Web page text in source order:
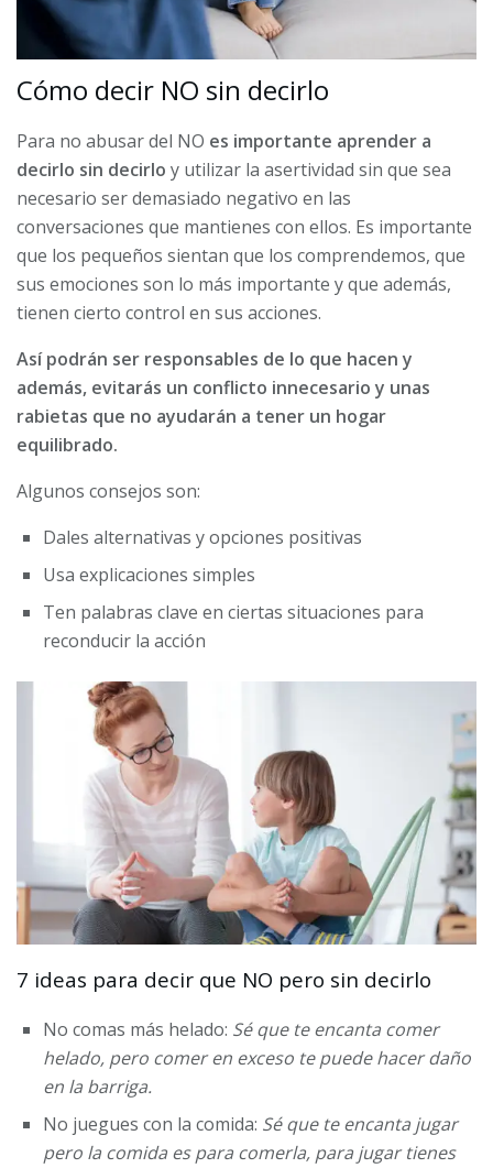
Cómo decir NO sin decirlo
Para no abusar del NO es importante aprender a
decirlo sin decirlo y utilizar la asertividad sin que sea
necesario ser demasiado negativo en las
conversaciones que mantienes con ellos. Es importante
que los pequeños sientan que los comprendemos, que
sus emociones son lo más importante y que además,
tienen cierto control en sus acciones.
Así podrán ser responsables de lo que hacen y
además, evitarás un conflicto innecesario y unas
rabietas que no ayudarán a tener un hogar
equilibrado.
Algunos consejos son:
Dales alternativas y opciones positivas
Usa explicaciones simples
Ten palabras clave en ciertas situaciones para
reconducir la acción
7 ideas para decir que NO pero sin decirlo
No comas más helado: Sé que te encanta comer
helado, pero comer en exceso te puede hacer daño
en la barriga.
No juegues con la comida: Sé que te encanta jugar
pero la comida es para comerla, para jugar tienes